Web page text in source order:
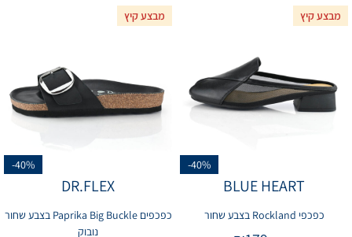
מבצע קיץ
-40%
BLUE HEART
כפכפי Rockland בצבע שחור
מבצע קיץ
-40%
DR.FLEX
כפכפים Paprika Big Buckle בצבע שחור
נובוק